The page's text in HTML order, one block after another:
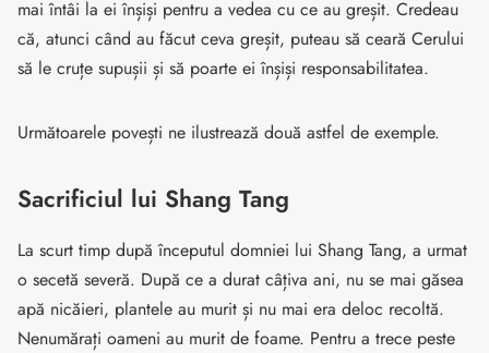
mai întâi la ei înșiși pentru a vedea cu ce au greșit. Credeau
că, atunci când au făcut ceva greșit, puteau să ceară Cerului
să le cruțe supușii și să poarte ei înșiși responsabilitatea.
Următoarele povești ne ilustrează două astfel de exemple.
Sacrificiul lui Shang Tang
La scurt timp după începutul domniei lui Shang Tang, a urmat
o secetă severă. După ce a durat câțiva ani, nu se mai găsea
apă nicăieri, plantele au murit și nu mai era deloc recoltă.
Nenumărați oameni au murit de foame. Pentru a trece peste